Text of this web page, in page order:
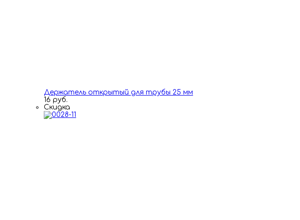
Держатель открытый для трубы 25 мм
16 руб.
Скидка